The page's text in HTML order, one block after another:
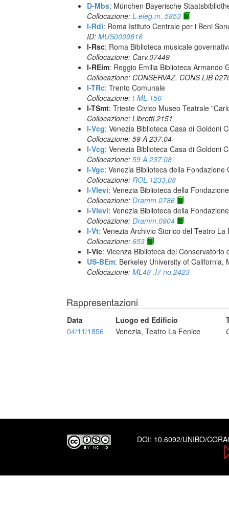
D-Mbs: München Bayerische
Collocazione: L.eleg.m. 5853
I-Rdi: Roma Istituto Centrale per i Beni
ID: MUS0009816
I-Rsc: Roma Biblioteca musicale
Collocazione: Carv.07449
I-REim: Reggio Emilia Biblioteca Armando
Collocazione: CONSERVAZ. CONS LIB
I-TRc: Trento Comunale
Collocazione: t-ML 156
I-TSmt: Trieste Civico Museo Teatrale
Collocazione: Libretti.2151
I-Vcg: Venezia Biblioteca Casa di Goldoni
Collocazione: 59 A 237.04
I-Vcg: Venezia Biblioteca Casa di Goldoni
Collocazione: 59 A 237.08
I-Vgc: Venezia Biblioteca della Fondazione
Collocazione: ROL.1233.08
I-Vlevi: Venezia Biblioteca della
Collocazione: Dramm.0786
I-Vlevi: Venezia Biblioteca della
Collocazione: Dramm.0904
I-Vt: Venezia Archivio Storico del Teatro La
Collocazione: 653
I-VIc: Vicenza Biblioteca del Conservatorio
US-BEm: Berkeley University of California,
Collocazione: ML48 .I7 no.2423
Rappresentazioni
Data Luogo ed Edificio
04/11/1856
Venezia, Teatro La Fenice
DOI: 10.6092/UNIBO/